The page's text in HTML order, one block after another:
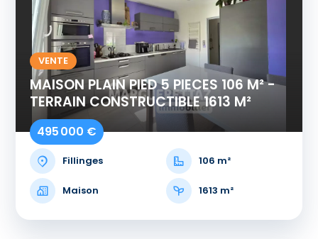
VENTE
MAISON PLAIN PIED 5 PIECES 106 M² -
TERRAIN CONSTRUCTIBLE 1613 M²
495 000 €
Fillinges 106 m²
Maison 1613 m²